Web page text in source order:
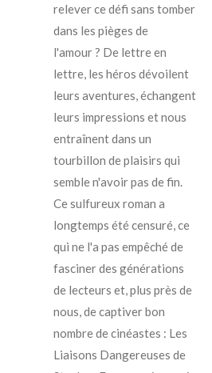
relever ce défi sans tomber
dans les pièges de
l'amour ? De lettre en
lettre, les héros dévoilent
leurs aventures, échangent
leurs impressions et nous
entraînent dans un
tourbillon de plaisirs qui
semble n'avoir pas de fin.
Ce sulfureux roman a
longtemps été censuré, ce
qui ne l'a pas empêché de
fasciner des générations
de lecteurs et, plus près de
nous, de captiver bon
nombre de cinéastes : Les
Liaisons Dangereuses de